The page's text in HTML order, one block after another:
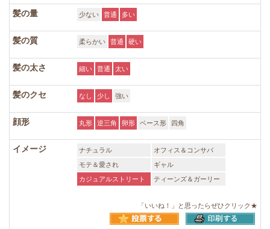
髪の量 少ない 普通 多い
髪の質 柔らかい 普通 硬い
髪の太さ 細い 普通 太い
髪のクセ なし 少し 強い
顔形 丸形 逆三角 卵形 ベース形 四角
イメージ ナチュラル
オフィス＆コンサバ
モテ＆愛され
ギャル
カジュアルストリート
ティーンズ＆ガーリー
「いいね！」と思ったらぜひクリック★